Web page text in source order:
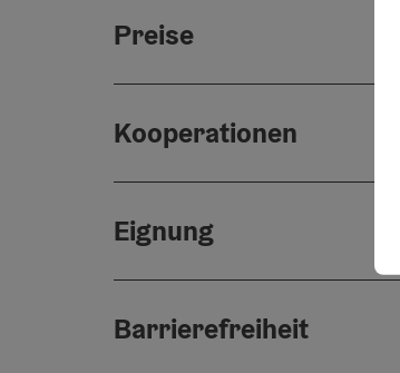
Preise
Kooperationen
Eignung
Barrierefreiheit